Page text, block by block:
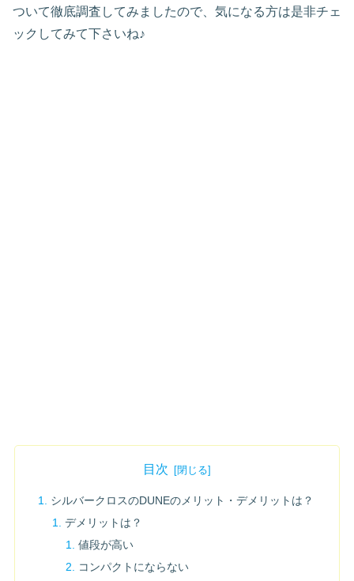
ついて徹底調査してみましたので、気になる方は是非チェ
ックしてみて下さいね♪
目次
シルバークロスのDUNEのメリット・デメリットは？
デメリットは？
値段が高い
コンパクトにならない